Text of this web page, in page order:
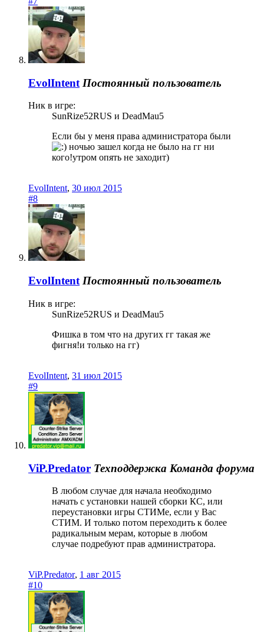
EvolIntent Постоянный пользователь
Ник в игре:
SunRize52RUS и DeadMau5
Если бы у меня права администратора были
ночью зашел когда не было на гг ни
кого!утром опять не заходит)
EvolIntent, 30 июл 2015
#8
EvolIntent Постоянный пользователь
Ник в игре:
SunRize52RUS и DeadMau5
Фишка в том что на других гг такая же
фигня!и только на гг)
EvolIntent, 31 июл 2015
#9
ViP.Predator Техподдержка Команда форума
В любом случае для начала необходимо
начать с установки нашей сборки КС, или
переустановки игры СТИМе, если у Вас
СТИМ. И только потом переходить к более
радикальным мерам, которые в любом
случае подребуют прав администратора.
ViP.Predator, 1 авг 2015
#10